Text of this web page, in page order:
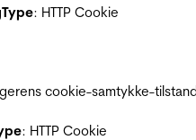
Type: HTTP Cookie
cookie-samtykke-
: HTTP Cookie